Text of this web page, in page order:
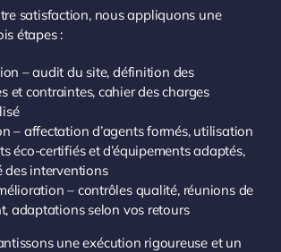
satisfaction, nous appliquons une
étapes :
– audit du site, définition des
et contraintes, cahier des charges
– affectation d’agents formés, utilisation
éco-certifiés et d’équipements adaptés,
des interventions
– contrôles qualité, réunions de
adaptations selon vos retours
une exécution rigoureuse et un